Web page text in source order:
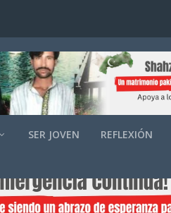
SER JOVEN REFLEXIÓN